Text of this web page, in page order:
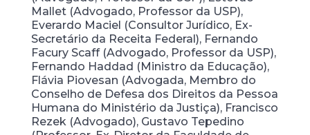
Mallet (Advogado, Professor da USP),
Everardo Maciel (Consultor Jurídico, Ex-
Secretário da Receita Federal), Fernando
Facury Scaff (Advogado, Professor da USP),
Fernando Haddad (Ministro da Educação),
Flávia Piovesan (Advogada, Membro do
Conselho de Defesa dos Direitos da Pessoa
Humana do Ministério da Justiça), Francisco
Rezek (Advogado), Gustavo Tepedino